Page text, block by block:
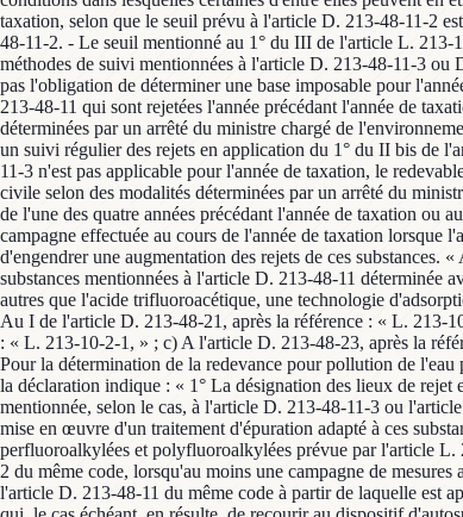
taxation, selon que le seuil prévu à l'article D. 213-48-11-2
48-11-2. - Le seuil mentionné au 1° du III de l'article L. 213-
méthodes de suivi mentionnées à l'article D. 213-48-11-3 ou
pas l'obligation de déterminer une base imposable pour
213-48-11 qui sont rejetées l'année précédant l'année de
déterminées par un arrêté du ministre chargé de
un suivi régulier des rejets en application du 1° du II bis de
11-3 n'est pas applicable pour l'année de taxation, le
civile selon des modalités déterminées par un arrêté du
de l'une des quatre années précédant l'année de taxation ou
campagne effectuée au cours de l'année de taxation lorsque
d'engendrer une augmentation des rejets de ces
substances mentionnées à l'article D. 213-48-11 déterminée
autres que l'acide trifluoroacétique, une technologie
Au I de l'article D. 213-48-21, après la référence : « L. 213-
: « L. 213-10-2-1, » ; c) A l'article D. 213-48-23, après la
Pour la détermination de la redevance pour pollution de
la déclaration indique : « 1° La désignation des lieux de
mentionnée, selon le cas, à l'article D. 213-48-11-3 ou
mise en œuvre d'un traitement d'épuration adapté à ces
perfluoroalkylées et polyfluoroalkylées prévue par l'article L.
2 du même code, lorsqu'au moins une campagne de
l'article D. 213-48-11 du même code à partir de laquelle est